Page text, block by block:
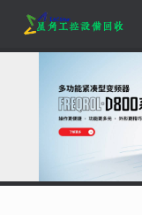
content